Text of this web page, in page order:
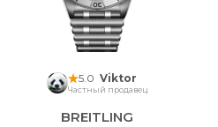
5.0 Viktor
Частный продавец
BREITLING